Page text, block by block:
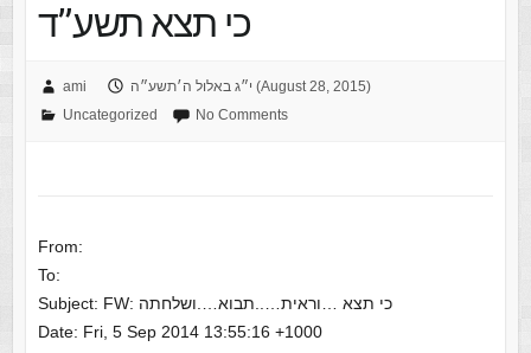
כי תצא תשע”ד
ami
י״ג באלול ה׳תשע״ה (August 28, 2015)
Uncategorized
No Comments
From:
To:
Subject: FW: כי תצא …וראית…..תבוא….ושלחתה
Date: Fri, 5 Sep 2014 13:55:16 +1000